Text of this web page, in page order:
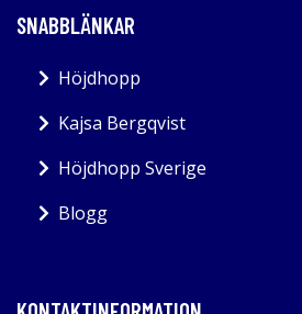
SNABBLÄNKAR
Höjdhopp
Kajsa Bergqvist
Höjdhopp Sverige
Blogg